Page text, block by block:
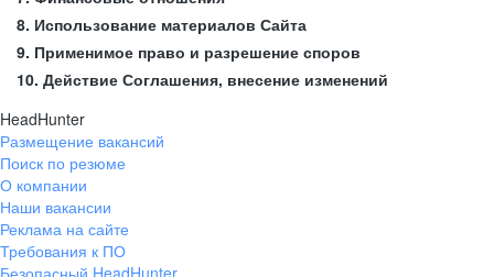
8. Использование материалов Сайта
9. Применимое право и разрешение споров
10. Действие Соглашения, внесение изменений
HeadHunter
Размещение вакансий
Поиск по резюме
О компании
Наши вакансии
Реклама на сайте
Требования к ПО
Безопасный HeadHunter